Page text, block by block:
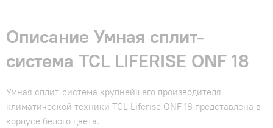
Описание Умная сплит-
система TCL LIFERISE ONF 18
Умная сплит-система крупнейшего производителя
климатической техники TCL Liferise ONF 18 представлена в
корпусе белого цвета.